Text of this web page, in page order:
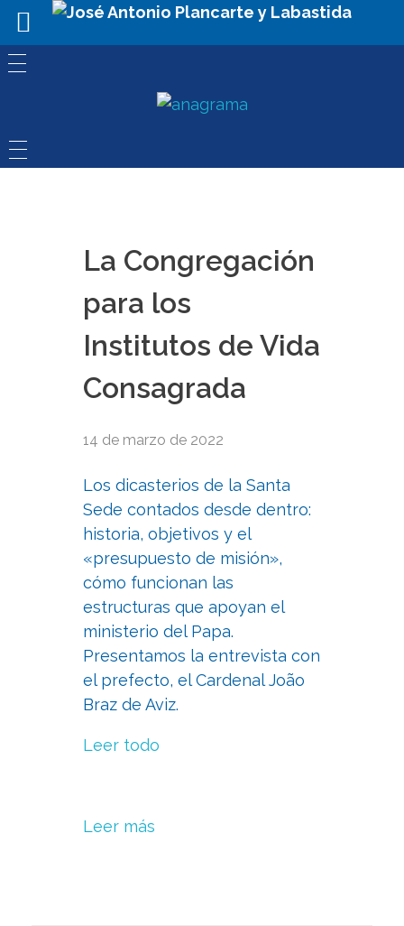
La Congregación
para los
Institutos de Vida
Consagrada
14 de marzo de 2022
Los dicasterios de la Santa
Sede contados desde dentro:
historia, objetivos y el
«presupuesto de misión»,
cómo funcionan las
estructuras que apoyan el
ministerio del Papa.
Presentamos la entrevista con
el prefecto, el Cardenal João
Braz de Aviz.
Leer todo
Leer más